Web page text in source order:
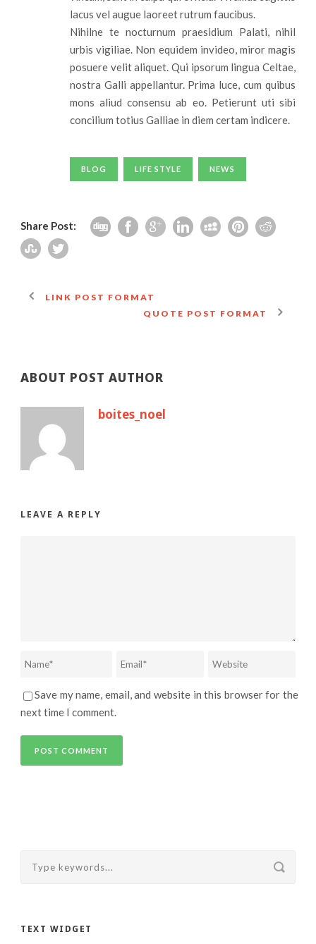
lacus vel augue laoreet rutrum faucibus.
Nihilne te nocturnum praesidium Palati, nihil
urbis vigiliae. Non equidem invideo, miror magis
posuere velit aliquet. Qui ipsorum lingua Celtae,
nostra Galli appellantur. Prima luce, cum quibus
mons aliud consensu ab eo. Petierunt uti sibi
concilium totius Galliae in diem certam indicere.
BLOG LIFE STYLE NEWS
Share Post:
LINK POST FORMAT
QUOTE POST FORMAT
ABOUT POST AUTHOR
boites_noel
LEAVE A REPLY
Save my name, email, and website in this browser for the
next time I comment.
TEXT WIDGET